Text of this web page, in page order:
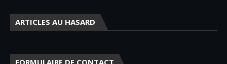
ARTICLES AU HASARD
FORMULAIRE DE CONTACT